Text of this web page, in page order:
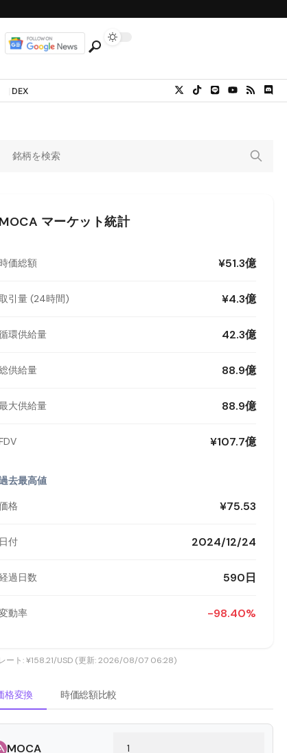
DEX
MOCA マーケット統計
価総額 ¥51.3億
引量 (24時間) ¥4.3億
環供給量 42.3億
供給量 88.9億
大供給量 88.9億
¥107.7億
去最高値
格 ¥75.53
日付 2024/12/24
過日数 590日
動率 -98.40%
ート: ¥158.21/USD (更新: 2026/08/07 06:28)
格変換 時価総額比較
MOCA